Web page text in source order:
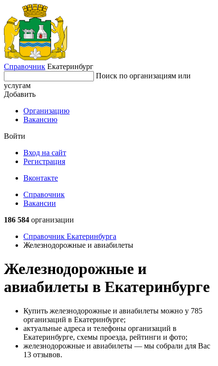
Справочник Екатеринбург
Поиск по организациям или
услугам
Добавить
Организацию
Вакансию
Войти
Вход на сайт
Регистрация
Вконтакте
Справочник
Вакансии
186 584 организации
Справочник Екатеринбурга
Железнодорожные и авиабилеты
Железнодорожные и
авиабилеты в Екатеринбурге
Купить железнодорожные и авиабилеты можно у 785
организаций в Екатеринбурге;
актуальные адреса и телефоны организаций в
Екатеринбурге, схемы проезда, рейтинги и фото;
железнодорожные и авиабилеты — мы собрали для Вас
13 отзывов.